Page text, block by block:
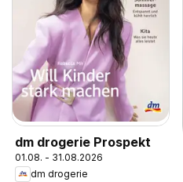
dm drogerie Prospekt
01.08. - 31.08.2026
dm drogerie